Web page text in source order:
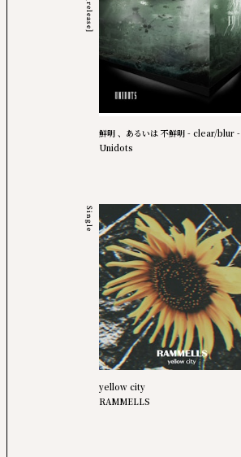
鮮明 、あるいは 不鮮明 - clear/blur -
Unidots
yellow city
RAMMELLS
Single